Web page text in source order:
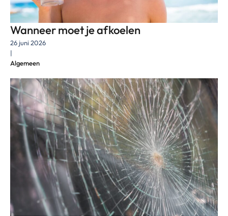
Wanneer moet je afkoelen
26 juni 2026
|
Algemeen